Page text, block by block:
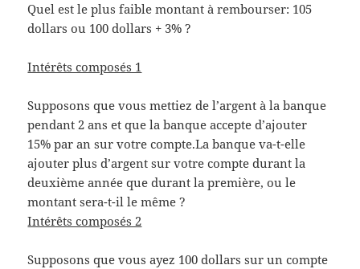
Quel est le plus faible montant à rembourser: 105
dollars ou 100 dollars + 3% ?
Intérêts composés 1
Supposons que vous mettiez de l’argent à la banque
pendant 2 ans et que la banque accepte d’ajouter
15% par an sur votre compte.La banque va-t-elle
ajouter plus d’argent sur votre compte durant la
deuxième année que durant la première, ou le
montant sera-t-il le même ?
Intérêts composés 2
Supposons que vous ayez 100 dollars sur un compte